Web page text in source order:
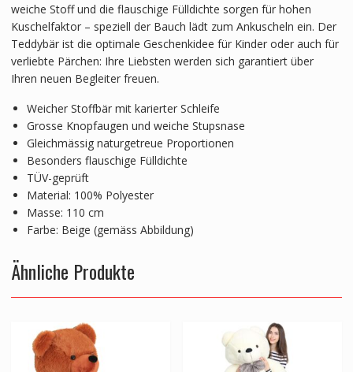
weiche Stoff und die flauschige Fülldichte sorgen für hohen
Kuschelfaktor – speziell der Bauch lädt zum Ankuscheln ein. Der
Teddybär ist die optimale Geschenkidee für Kinder oder auch für
verliebte Pärchen: Ihre Liebsten werden sich garantiert über
Ihren neuen Begleiter freuen.
Weicher Stoffbär mit karierter Schleife
Grosse Knopfaugen und weiche Stupsnase
Gleichmässig naturgetreue Proportionen
Besonders flauschige Fülldichte
TÜV-geprüft
Material: 100% Polyester
Masse: 110 cm
Farbe: Beige (gemäss Abbildung)
Ähnliche Produkte